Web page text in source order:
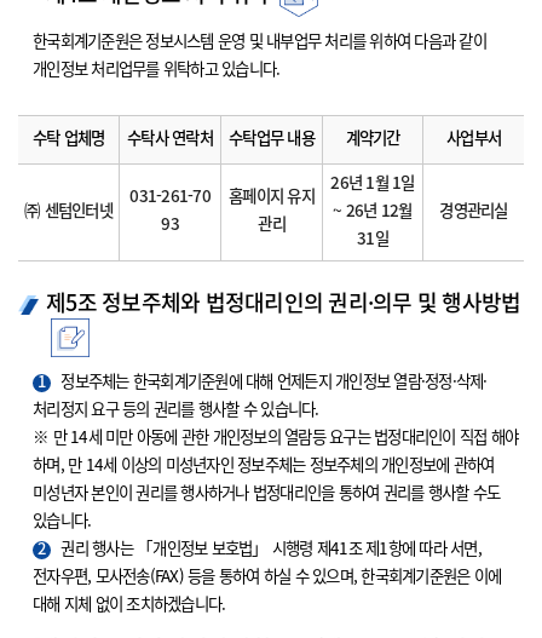
한국회계기준원은 정보시스템 운영 및 내부업무 처리를 위하여 다음과 같이
개인정보 처리업무를 위탁하고 있습니다.
수탁 업체명 수탁사 연락처 수탁업무 내용 계약기간 사업부서
㈜ 센텀인터넷
031-261-70
93
홈페이지 유지
관리
26년 1월 1일
~ 26년 12월
31일
경영관리실
제5조 정보주체와 법정대리인의 권리·의무 및 행사방법
1
정보주체는 한국회계기준원에 대해 언제든지 개인정보 열람·정정·삭제·
처리정지 요구 등의 권리를 행사할 수 있습니다.
※ 만 14세 미만 아동에 관한 개인정보의 열람등 요구는 법정대리인이 직접 해야
하며, 만 14세 이상의 미성년자인 정보주체는 정보주체의 개인정보에 관하여
미성년자 본인이 권리를 행사하거나 법정대리인을 통하여 권리를 행사할 수도
있습니다.
2
권리 행사는 「개인정보 보호법」 시행령 제41조 제1항에 따라 서면,
전자우편, 모사전송(FAX) 등을 통하여 하실 수 있으며, 한국회계기준원은 이에
대해 지체 없이 조치하겠습니다.